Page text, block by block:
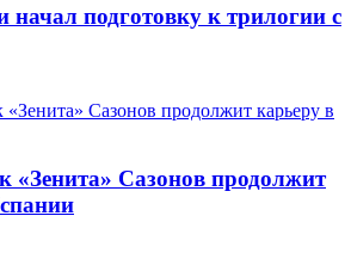
подготовку к трилогии с
«Зенита» Сазонов продолжит